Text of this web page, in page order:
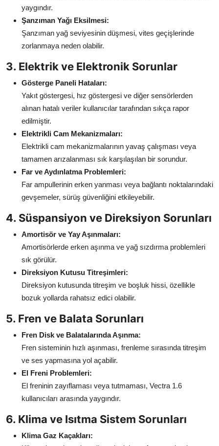
yaygındır.
Şanzıman Yağı Eksilmesi:
Şanzıman yağ seviyesinin düşmesi, vites geçişlerinde
zorlanmaya neden olabilir.
3. Elektrik ve Elektronik Sorunlar
Gösterge Paneli Hataları:
Yakıt göstergesi, hız göstergesi ve diğer sensörlerden
alınan hatalı veriler kullanıcılar tarafından sıkça rapor
edilmiştir.
Elektrikli Cam Mekanizmaları:
Elektrikli cam mekanizmalarının yavaş çalışması veya
tamamen arızalanması sık karşılaşılan bir sorundur.
Far ve Aydınlatma Problemleri:
Far ampullerinin erken yanması veya bağlantı noktalarındaki
gevşemeler, sürüş güvenliğini etkileyebilir.
4. Süspansiyon ve Direksiyon Sorunları
Amortisör ve Yay Aşınmaları:
Amortisörlerde erken aşınma ve yağ sızdırma problemleri
sık görülür.
Direksiyon Kutusu Titreşimleri:
Direksiyon kutusunda titreşim ve boşluk hissi, özellikle
bozuk yollarda rahatsız edici olabilir.
5. Fren ve Balata Sorunları
Fren Disk ve Balatalarında Aşınma:
Fren sisteminin hızlı aşınması, frenleme sırasında titreşim
ve ses yapmasına yol açabilir.
El Freni Problemleri:
El freninin zayıflaması veya tutmaması, Vectra 1.6
kullanıcıları arasında yaygındır.
6. Klima ve Isıtma Sistem Sorunları
Klima Gaz Kaçakları: